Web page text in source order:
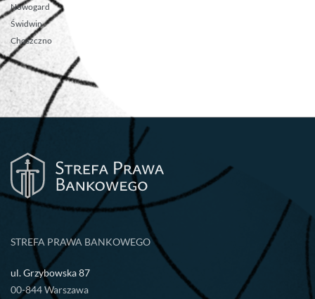
Nowogard
Świdwin
Choszczno
STREFA PRAWA BANKOWEGO
ul. Grzybowska 87
00-844 Warszawa